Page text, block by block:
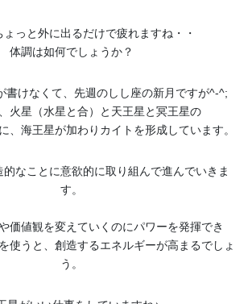
っと外に出るだけで疲れますね・・
体調は如何でしょうか？
書けなくて、先週のしし座の新月ですが^-^;
火星（水星と合）と天王星と冥王星の
、海王星が加わりカイトを形成しています。
なことに意欲的に取り組んで進んでいきま
す。
価値観を変えていくのにパワーを発揮でき
使うと、創造するエネルギーが高まるでしょ
う。